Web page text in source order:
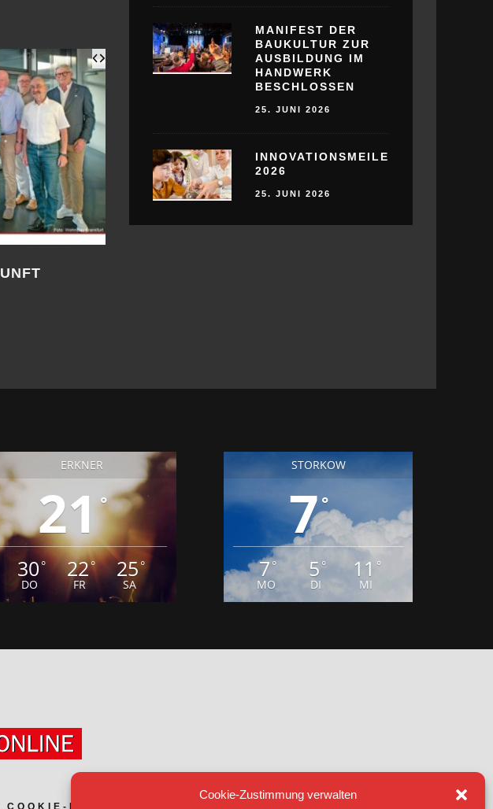
Cookie-Zustimmung verwalten
MANIFEST DER
BAUKULTUR ZUR
AUSBILDUNG IM
HANDWERK
BESCHLOSSEN
25. JUNI 2026
INNOVATIONSMEILE
2026
25. JUNI 2026
ERKNER
21°
30°
DO
22°
FR
25°
SA
STORKOW
7°
7°
MO
5°
DI
11 °
MI
COOKIE-RICHTLINIE (EU)